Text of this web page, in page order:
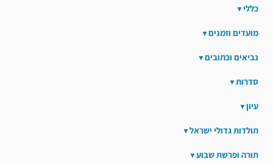
כללי
מועדים וזמנים
נביאים וכתובים
סדרות
עיון
תולדות גדולי ישראל
תורה ופרשת שבוע